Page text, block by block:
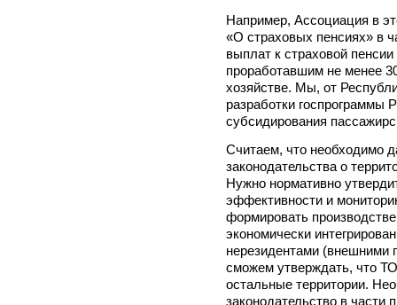
Например, Ассоциация в
«О страховых пенсиях» в
выплат к страховой
проработавшим не менее
хозяйстве. Мы, от
разработки госпрограммы
субсидирования
Считаем, что необходимо
законодательства о
Нужно нормативно
эффективности и
формировать
экономически
нерезидентами (внешними
сможем утверждать, что
остальные территории.
законодательство в части